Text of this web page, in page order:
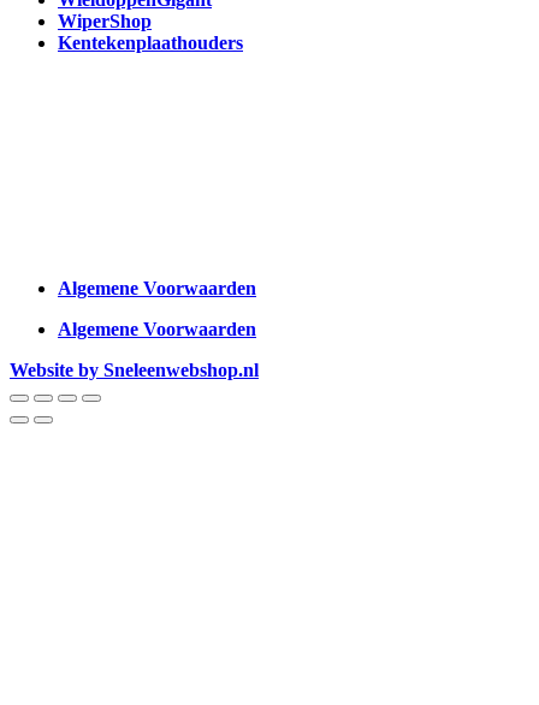
WiperShop
Kentekenplaathouders
Algemene Voorwaarden
Algemene Voorwaarden
Website by Sneleenwebshop.nl